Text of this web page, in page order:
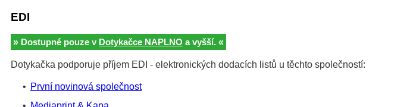
EDI
» Dostupné pouze v Dotykačce NAPLNO a vyšší. «
Dotykačka podporuje příjem EDI - elektronických dodacích listů u těchto společností:
• První novinová společnost